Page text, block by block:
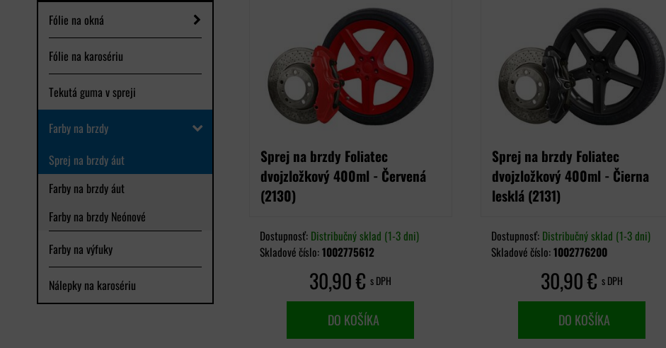
Fólie na okná
Fólie na karosériu
Tekutá guma v spreji
Farby na brzdy
Sprej na brzdy áut
Farby na brzdy áut
Farby na brzdy Neónové
Farby na výfuky
Nálepky na karosériu
Sprej na brzdy Foliatec
dvojzložkový 400ml - Červená
(2130)
Dostupnosť: Distribučný sklad (1-3 dni)
Skladové číslo:1002775612
30,90 €s DPH
DO KOŠÍKA
Sprej na brzdy Foliatec
dvojzložkový 400ml - Čierna
lesklá (2131)
Dostupnosť: Distribučný sklad (1-3 dni)
Skladové číslo:1002776200
30,90 € s DPH
DO KOŠÍKA